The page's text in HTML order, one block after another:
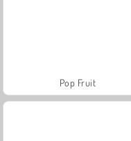
Pop Fruit